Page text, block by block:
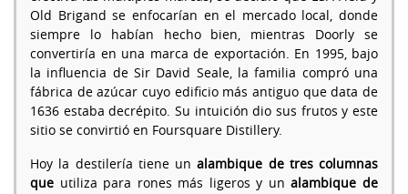
Old Brigand se enfocarían en el mercado local, donde
siempre lo habían hecho bien, mientras Doorly se
convertiría en una marca de exportación. En 1995, bajo
la influencia de Sir David Seale, la familia compró una
fábrica de azúcar cuyo edificio más antiguo que data de
1636 estaba decrépito. Su intuición dio sus frutos y este
sitio se convirtió en Foursquare Distillery.
Hoy la destilería tiene unalambique de tres columnas
que utiliza para rones más ligeros y unalambique de